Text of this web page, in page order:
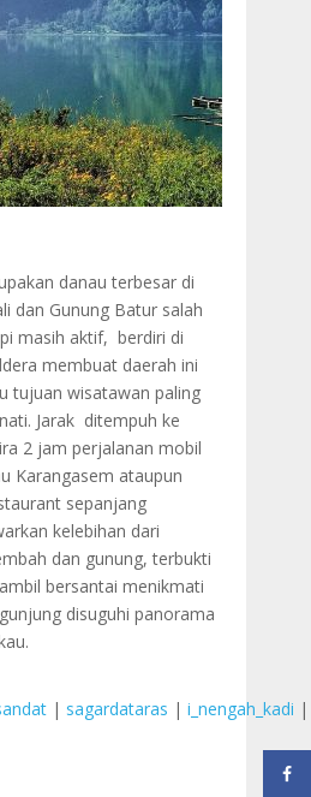
danau terbesar di
dan Gunung Batur salah
masih aktif, berdiri di
membuat daerah ini
tujuan wisatawan paling
Jarak ditempuh ke
2 jam perjalanan mobil
Karangasem ataupun
sepanjang
kelebihan dari
dan gunung, terbukti
bersantai menikmati
disuguhi panorama
| sagardataras | i_nengah_kadi